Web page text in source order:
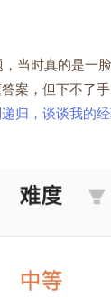
当时真的是一
案，但下不了
归，谈谈我的